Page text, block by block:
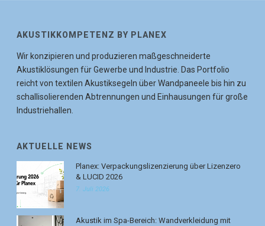
AKUSTIKKOMPETENZ BY PLANEX
Wir konzipieren und produzieren maßgeschneiderte
Akustiklösungen für Gewerbe und Industrie. Das Portfolio
reicht von textilen Akustiksegeln über Wandpaneele bis hin zu
schallisolierenden Abtrennungen und Einhausungen für große
Industriehallen.
AKTUELLE NEWS
Planex: Verpackungslizenzierung über Lizenzero
& LUCID 2026
7. Juli 2026
Akustik im Spa-Bereich: Wandverkleidung mit